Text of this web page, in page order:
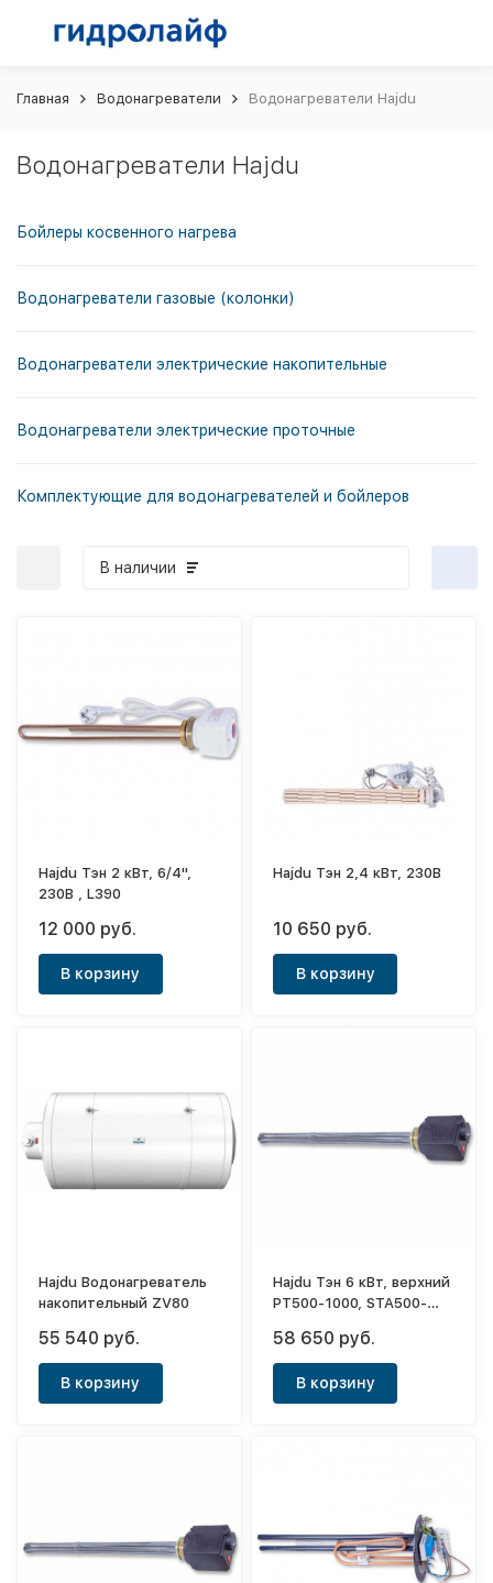
Главная Водонагреватели Водонагреватели Hajdu
Водонагреватели Hajdu
Бойлеры косвенного нагрева
Водонагреватели газовые (колонки)
Водонагреватели электрические накопительные
Водонагреватели электрические проточные
Комплектующие для водонагревателей и бойлеров
В наличии
Hajdu Тэн 2 кВт, 6/4",
230В , L390
12 000 руб.
В корзину
Hajdu Тэн 2,4 кВт, 230B
10 650 руб.
В корзину
Hajdu Водонагреватель
накопительный ZV80
55 540 руб.
В корзину
Hajdu Тэн 6 кВт, верхний
PT500-1000, STA500-
58 650 руб.
В корзину